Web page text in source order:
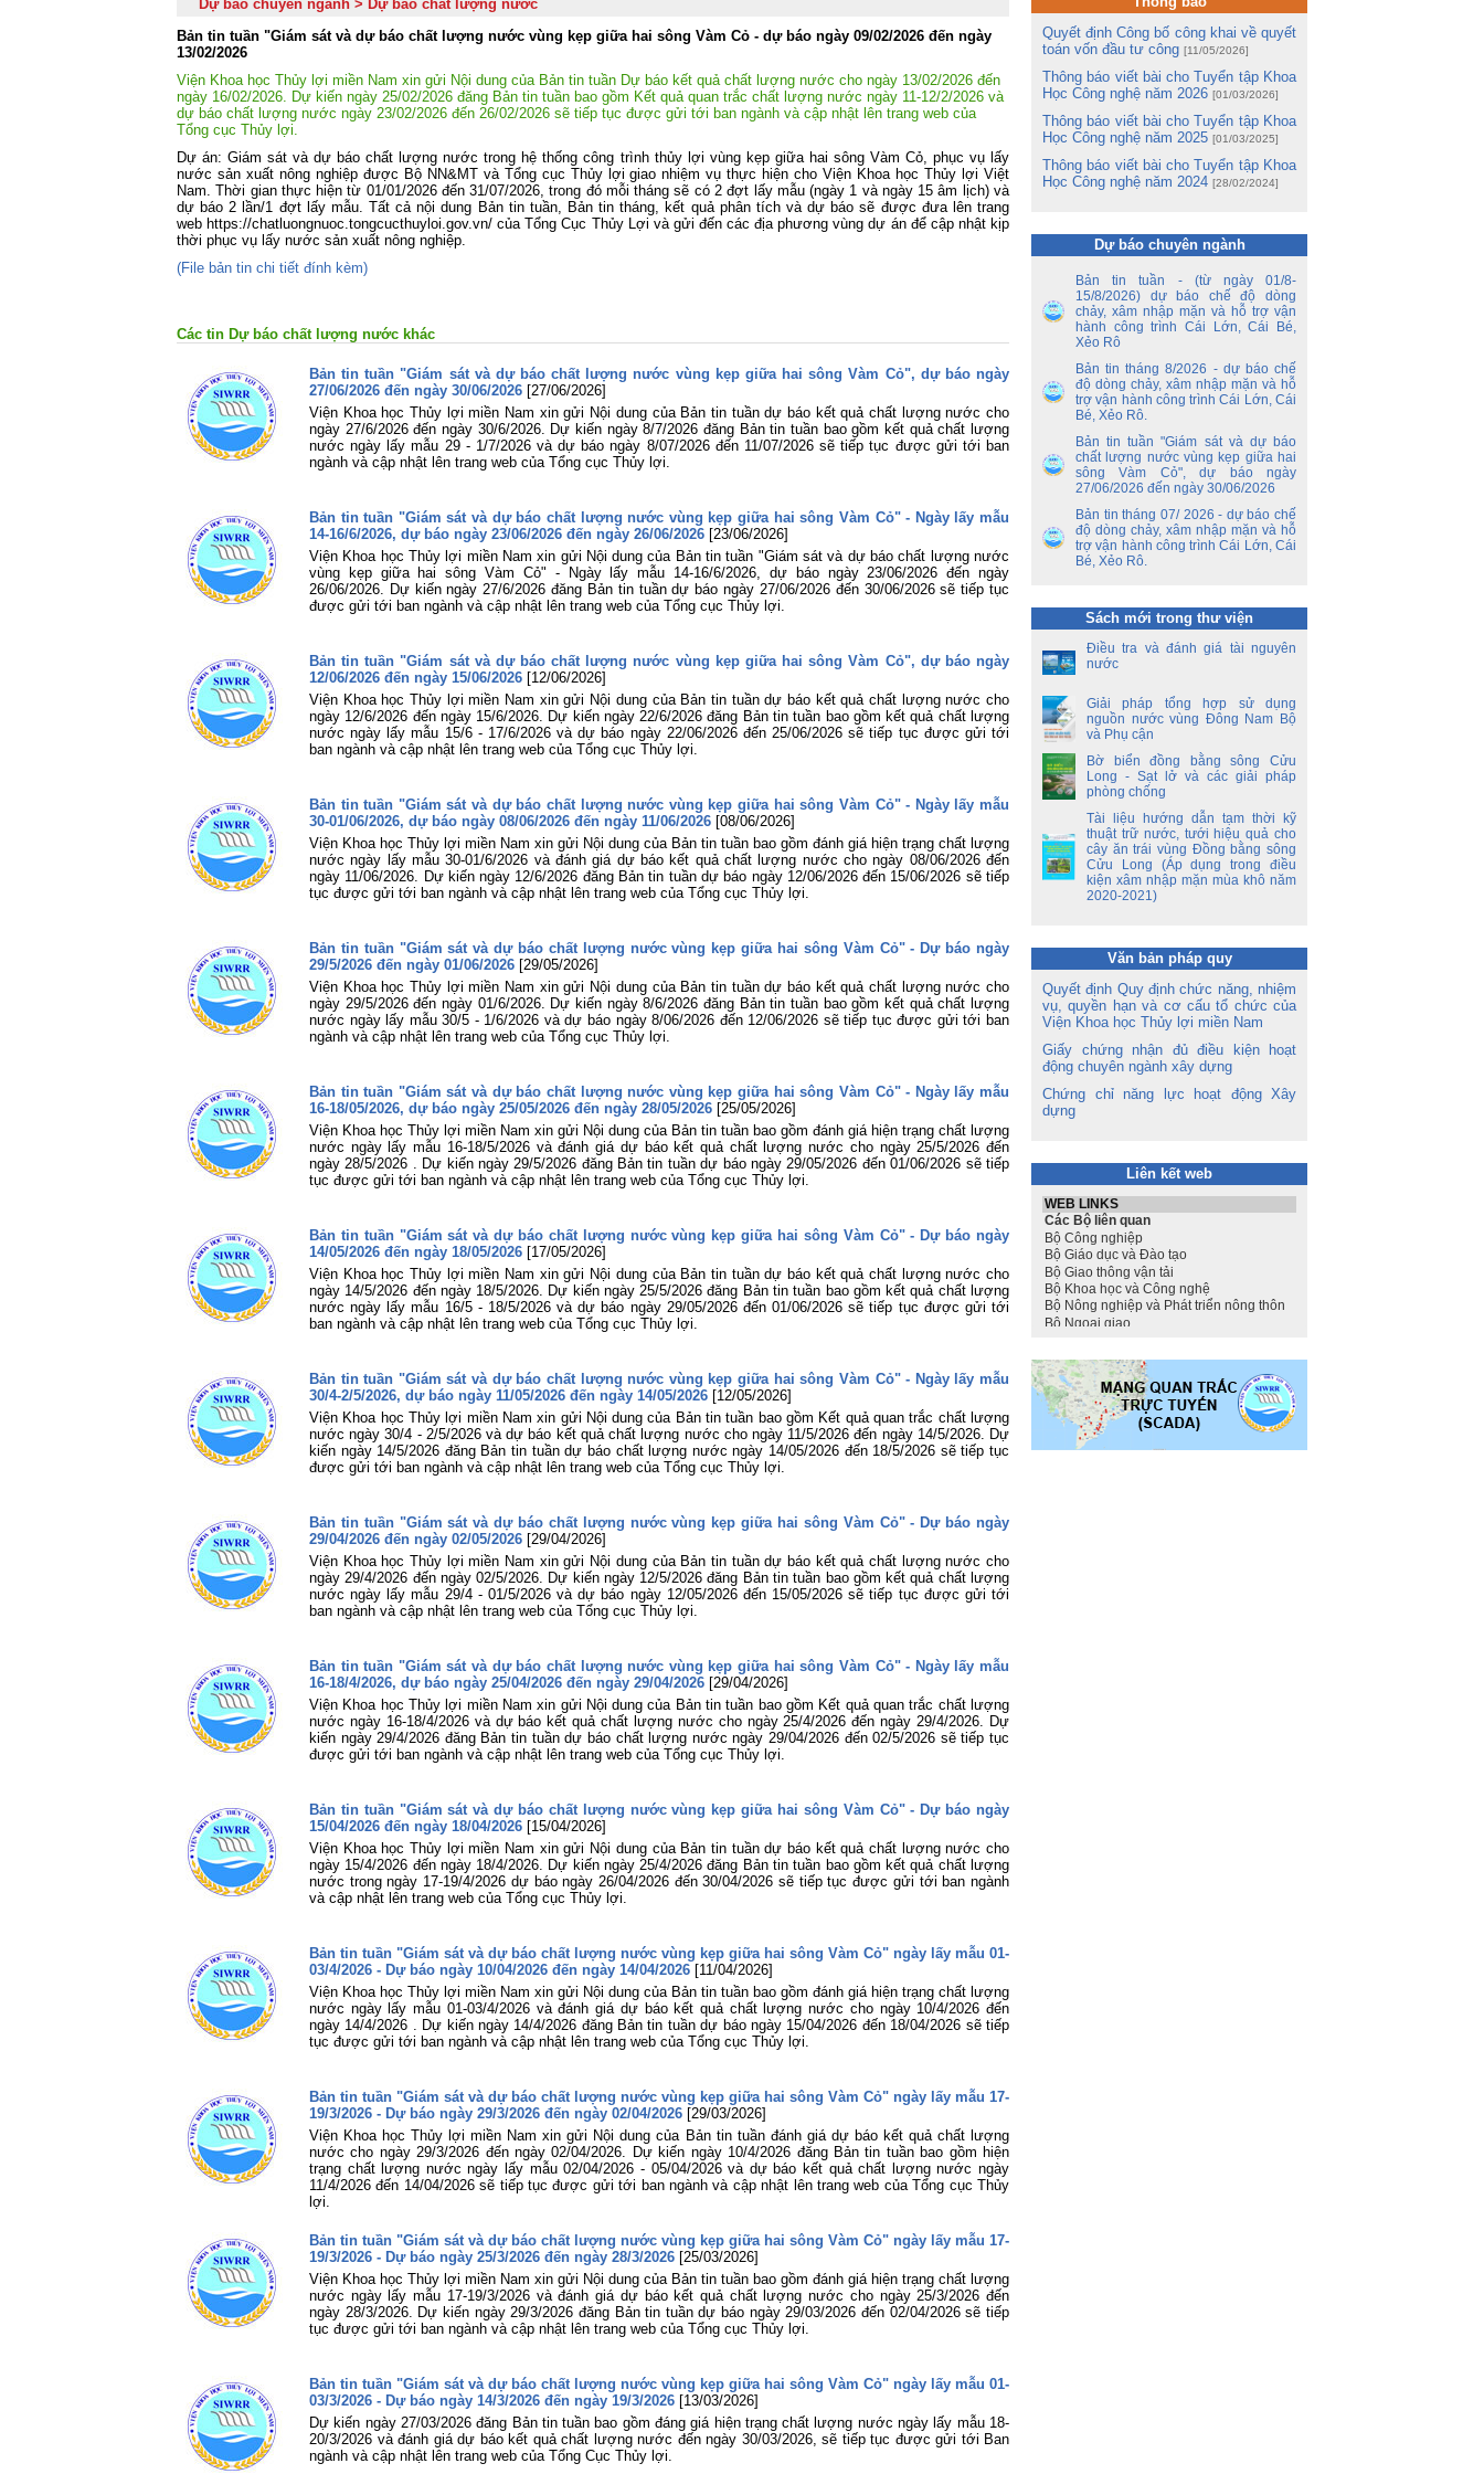
lần thứ ba Ban Chấp hành Trung ương
Viện Khoa học Thủy lợi miền Nam
tham gia Lễ dâng hương tưởng niệm
các Anh hùng liệt sĩ tại Công viên Lê
Chung một tấm lòng – Đồng hành cùng
gia đình anh Phan Văn Huyến vượt qua
khó khăn
Viện Khoa học Thủy lợi miền Nam tổ
chức Lễ công bố Quyết định công nhận
Thương binh - Liệt sĩ (27/7/1947 –
liên hồ chứa sông Đồng Nai: Nâng cao
hiệu quả điều tiết nguồn nước, chủ
động ứng phó thiên tai và bảo đảm an
ninh nguồn nước
công tác Đoàn và phong trào thanh niên
06 tháng đầu năm 2026 của Đoàn Bộ
Nông nghiệp và Môi trường
Tuổi trẻ Viện Khoa học Thủy lợi miền
Nam tham gia dâng hương, dâng hoa
tại Bia tượng niệm nhà đèn Chợ Quán
lao động năm 2026 và Giải bóng đá
truyền thống lần thứ XIV của Viện Khoa
Dự báo chuyên ngành > Dự báo chất lượng nước
Bản tin tuần "Giám sát và dự báo chất lượng nước vùng kẹp giữa hai sông Vàm Cỏ - dự báo ngày 09/02/2026 đến ngày
13/02/2026
Viện Khoa học Thủy lợi miền Nam xin gửi Nội dung của Bản tin tuần Dự báo kết quả chất lượng nước cho ngày 13/02/2026 đến
ngày 16/02/2026. Dự kiến ngày 25/02/2026 đăng Bản tin tuần bao gồm Kết quả quan trắc chất lượng nước ngày 11-12/2/2026 và
dự báo chất lượng nước ngày 23/02/2026 đến 26/02/2026 sẽ tiếp tục được gửi tới ban ngành và cập nhật lên trang web của
Tổng cục Thủy lợi.
Dự án: Giám sát và dự báo chất lượng nước trong hệ thống công trình thủy lợi vùng kẹp giữa hai sông Vàm Cỏ, phục vụ lấy
nước sản xuất nông nghiệp được Bộ NN&MT và Tổng cục Thủy lợi giao nhiệm vụ thực hiện cho Viện Khoa học Thủy lợi Việt
Nam. Thời gian thực hiện từ 01/01/2026 đến 31/07/2026, trong đó mỗi tháng sẽ có 2 đợt lấy mẫu (ngày 1 và ngày 15 âm lịch) và
dự báo 2 lần/1 đợt lấy mẫu. Tất cả nội dung Bản tin tuần, Bản tin tháng, kết quả phân tích và dự báo sẽ được đưa lên trang
web https://chatluongnuoc.tongcucthuyloi.gov.vn/ của Tổng Cục Thủy Lợi và gửi đến các địa phương vùng dự án để cập nhật kịp
thời phục vụ lấy nước sản xuất nông nghiệp.
(File bản tin chi tiết đính kèm)
Các tin Dự báo chất lượng nước khác
Bản tin tuần "Giám sát và dự báo chất lượng nước vùng kẹp giữa hai sông Vàm Cỏ", dự báo ngày
27/06/2026 đến ngày 30/06/2026 [27/06/2026]
Viện Khoa học Thủy lợi miền Nam xin gửi Nội dung của Bản tin tuần dự báo kết quả chất lượng nước cho
ngày 27/6/2026 đến ngày 30/6/2026. Dự kiến ngày 8/7/2026 đăng Bản tin tuần bao gồm kết quả chất lượng
nước ngày lấy mẫu 29 - 1/7/2026 và dự báo ngày 8/07/2026 đến 11/07/2026 sẽ tiếp tục được gửi tới ban
ngành và cập nhật lên trang web của Tổng cục Thủy lợi.
Bản tin tuần "Giám sát và dự báo chất lượng nước vùng kẹp giữa hai sông Vàm Cỏ" - Ngày lấy mẫu
14-16/6/2026, dự báo ngày 23/06/2026 đến ngày 26/06/2026 [23/06/2026]
Viện Khoa học Thủy lợi miền Nam xin gửi Nội dung của Bản tin tuần "Giám sát và dự báo chất lượng nước
vùng kẹp giữa hai sông Vàm Cỏ" - Ngày lấy mẫu 14-16/6/2026, dự báo ngày 23/06/2026 đến ngày
26/06/2026. Dự kiến ngày 27/6/2026 đăng Bản tin tuần dự báo ngày 27/06/2026 đến 30/06/2026 sẽ tiếp tục
được gửi tới ban ngành và cập nhật lên trang web của Tổng cục Thủy lợi.
Bản tin tuần "Giám sát và dự báo chất lượng nước vùng kẹp giữa hai sông Vàm Cỏ", dự báo ngày
12/06/2026 đến ngày 15/06/2026 [12/06/2026]
Viện Khoa học Thủy lợi miền Nam xin gửi Nội dung của Bản tin tuần dự báo kết quả chất lượng nước cho
ngày 12/6/2026 đến ngày 15/6/2026. Dự kiến ngày 22/6/2026 đăng Bản tin tuần bao gồm kết quả chất lượng
nước ngày lấy mẫu 15/6 - 17/6/2026 và dự báo ngày 22/06/2026 đến 25/06/2026 sẽ tiếp tục được gửi tới
ban ngành và cập nhật lên trang web của Tổng cục Thủy lợi.
Bản tin tuần "Giám sát và dự báo chất lượng nước vùng kẹp giữa hai sông Vàm Cỏ" - Ngày lấy mẫu
30-01/06/2026, dự báo ngày 08/06/2026 đến ngày 11/06/2026 [08/06/2026]
Viện Khoa học Thủy lợi miền Nam xin gửi Nội dung của Bản tin tuần bao gồm đánh giá hiện trạng chất lượng
nước ngày lấy mẫu 30-01/6/2026 và đánh giá dự báo kết quả chất lượng nước cho ngày 08/06/2026 đến
ngày 11/06/2026. Dự kiến ngày 12/6/2026 đăng Bản tin tuần dự báo ngày 12/06/2026 đến 15/06/2026 sẽ tiếp
tục được gửi tới ban ngành và cập nhật lên trang web của Tổng cục Thủy lợi.
Bản tin tuần "Giám sát và dự báo chất lượng nước vùng kẹp giữa hai sông Vàm Cỏ" - Dự báo ngày
29/5/2026 đến ngày 01/06/2026 [29/05/2026]
Viện Khoa học Thủy lợi miền Nam xin gửi Nội dung của Bản tin tuần dự báo kết quả chất lượng nước cho
ngày 29/5/2026 đến ngày 01/6/2026. Dự kiến ngày 8/6/2026 đăng Bản tin tuần bao gồm kết quả chất lượng
nước ngày lấy mẫu 30/5 - 1/6/2026 và dự báo ngày 8/06/2026 đến 12/06/2026 sẽ tiếp tục được gửi tới ban
ngành và cập nhật lên trang web của Tổng cục Thủy lợi.
Bản tin tuần "Giám sát và dự báo chất lượng nước vùng kẹp giữa hai sông Vàm Cỏ" - Ngày lấy mẫu
16-18/05/2026, dự báo ngày 25/05/2026 đến ngày 28/05/2026 [25/05/2026]
Viện Khoa học Thủy lợi miền Nam xin gửi Nội dung của Bản tin tuần bao gồm đánh giá hiện trạng chất lượng
nước ngày lấy mẫu 16-18/5/2026 và đánh giá dự báo kết quả chất lượng nước cho ngày 25/5/2026 đến
ngày 28/5/2026 . Dự kiến ngày 29/5/2026 đăng Bản tin tuần dự báo ngày 29/05/2026 đến 01/06/2026 sẽ tiếp
tục được gửi tới ban ngành và cập nhật lên trang web của Tổng cục Thủy lợi.
Bản tin tuần "Giám sát và dự báo chất lượng nước vùng kẹp giữa hai sông Vàm Cỏ" - Dự báo ngày
14/05/2026 đến ngày 18/05/2026 [17/05/2026]
Viện Khoa học Thủy lợi miền Nam xin gửi Nội dung của Bản tin tuần dự báo kết quả chất lượng nước cho
ngày 14/5/2026 đến ngày 18/5/2026. Dự kiến ngày 25/5/2026 đăng Bản tin tuần bao gồm kết quả chất lượng
nước ngày lấy mẫu 16/5 - 18/5/2026 và dự báo ngày 29/05/2026 đến 01/06/2026 sẽ tiếp tục được gửi tới
ban ngành và cập nhật lên trang web của Tổng cục Thủy lợi.
Bản tin tuần "Giám sát và dự báo chất lượng nước vùng kẹp giữa hai sông Vàm Cỏ" - Ngày lấy mẫu
30/4-2/5/2026, dự báo ngày 11/05/2026 đến ngày 14/05/2026 [12/05/2026]
Viện Khoa học Thủy lợi miền Nam xin gửi Nội dung của Bản tin tuần bao gồm Kết quả quan trắc chất lượng
nước ngày 30/4 - 2/5/2026 và dự báo kết quả chất lượng nước cho ngày 11/5/2026 đến ngày 14/5/2026. Dự
kiến ngày 14/5/2026 đăng Bản tin tuần dự báo chất lượng nước ngày 14/05/2026 đến 18/5/2026 sẽ tiếp tục
được gửi tới ban ngành và cập nhật lên trang web của Tổng cục Thủy lợi.
Bản tin tuần "Giám sát và dự báo chất lượng nước vùng kẹp giữa hai sông Vàm Cỏ" - Dự báo ngày
29/04/2026 đến ngày 02/05/2026 [29/04/2026]
Viện Khoa học Thủy lợi miền Nam xin gửi Nội dung của Bản tin tuần dự báo kết quả chất lượng nước cho
ngày 29/4/2026 đến ngày 02/5/2026. Dự kiến ngày 12/5/2026 đăng Bản tin tuần bao gồm kết quả chất lượng
nước ngày lấy mẫu 29/4 - 01/5/2026 và dự báo ngày 12/05/2026 đến 15/05/2026 sẽ tiếp tục được gửi tới
ban ngành và cập nhật lên trang web của Tổng cục Thủy lợi.
Bản tin tuần "Giám sát và dự báo chất lượng nước vùng kẹp giữa hai sông Vàm Cỏ" - Ngày lấy mẫu
16-18/4/2026, dự báo ngày 25/04/2026 đến ngày 29/04/2026 [29/04/2026]
Viện Khoa học Thủy lợi miền Nam xin gửi Nội dung của Bản tin tuần bao gồm Kết quả quan trắc chất lượng
nước ngày 16-18/4/2026 và dự báo kết quả chất lượng nước cho ngày 25/4/2026 đến ngày 29/4/2026. Dự
kiến ngày 29/4/2026 đăng Bản tin tuần dự báo chất lượng nước ngày 29/04/2026 đến 02/5/2026 sẽ tiếp tục
được gửi tới ban ngành và cập nhật lên trang web của Tổng cục Thủy lợi.
Bản tin tuần "Giám sát và dự báo chất lượng nước vùng kẹp giữa hai sông Vàm Cỏ" - Dự báo ngày
15/04/2026 đến ngày 18/04/2026 [15/04/2026]
Viện Khoa học Thủy lợi miền Nam xin gửi Nội dung của Bản tin tuần dự báo kết quả chất lượng nước cho
ngày 15/4/2026 đến ngày 18/4/2026. Dự kiến ngày 25/4/2026 đăng Bản tin tuần bao gồm kết quả chất lượng
nước trong ngày 17-19/4/2026 dự báo ngày 26/04/2026 đến 30/04/2026 sẽ tiếp tục được gửi tới ban ngành
và cập nhật lên trang web của Tổng cục Thủy lợi.
Bản tin tuần "Giám sát và dự báo chất lượng nước vùng kẹp giữa hai sông Vàm Cỏ" ngày lấy mẫu 01-
03/4/2026 - Dự báo ngày 10/04/2026 đến ngày 14/04/2026 [11/04/2026]
Viện Khoa học Thủy lợi miền Nam xin gửi Nội dung của Bản tin tuần bao gồm đánh giá hiện trạng chất lượng
nước ngày lấy mẫu 01-03/4/2026 và đánh giá dự báo kết quả chất lượng nước cho ngày 10/4/2026 đến
ngày 14/4/2026 . Dự kiến ngày 14/4/2026 đăng Bản tin tuần dự báo ngày 15/04/2026 đến 18/04/2026 sẽ tiếp
tục được gửi tới ban ngành và cập nhật lên trang web của Tổng cục Thủy lợi.
Bản tin tuần "Giám sát và dự báo chất lượng nước vùng kẹp giữa hai sông Vàm Cỏ" ngày lấy mẫu 17-
19/3/2026 - Dự báo ngày 29/3/2026 đến ngày 02/04/2026 [29/03/2026]
Viện Khoa học Thủy lợi miền Nam xin gửi Nội dung của Bản tin tuần đánh giá dự báo kết quả chất lượng
nước cho ngày 29/3/2026 đến ngày 02/04/2026. Dự kiến ngày 10/4/2026 đăng Bản tin tuần bao gồm hiện
trạng chất lượng nước ngày lấy mẫu 02/04/2026 - 05/04/2026 và dự báo kết quả chất lượng nước ngày
11/4/2026 đến 14/04/2026 sẽ tiếp tục được gửi tới ban ngành và cập nhật lên trang web của Tổng cục Thủy
lợi.
Bản tin tuần "Giám sát và dự báo chất lượng nước vùng kẹp giữa hai sông Vàm Cỏ" ngày lấy mẫu 17-
19/3/2026 - Dự báo ngày 25/3/2026 đến ngày 28/3/2026 [25/03/2026]
Viện Khoa học Thủy lợi miền Nam xin gửi Nội dung của Bản tin tuần bao gồm đánh giá hiện trạng chất lượng
nước ngày lấy mẫu 17-19/3/2026 và đánh giá dự báo kết quả chất lượng nước cho ngày 25/3/2026 đến
ngày 28/3/2026. Dự kiến ngày 29/3/2026 đăng Bản tin tuần dự báo ngày 29/03/2026 đến 02/04/2026 sẽ tiếp
tục được gửi tới ban ngành và cập nhật lên trang web của Tổng cục Thủy lợi.
Bản tin tuần "Giám sát và dự báo chất lượng nước vùng kẹp giữa hai sông Vàm Cỏ" ngày lấy mẫu 01-
03/3/2026 - Dự báo ngày 14/3/2026 đến ngày 19/3/2026 [13/03/2026]
Dự kiến ngày 27/03/2026 đăng Bản tin tuần bao gồm đáng giá hiện trạng chất lượng nước ngày lấy mẫu 18-
20/3/2026 và đánh giá dự báo kết quả chất lượng nước đến ngày 30/03/2026, sẽ tiếp tục được gửi tới Ban
ngành và cập nhật lên trang web của Tổng Cục Thủy lợi.
Quyết định Công bố công khai về quyết
toán vốn đầu tư công [11/05/2026]
Thông báo viết bài cho Tuyển tập Khoa
Học Công nghệ năm 2026 [01/03/2026]
Thông báo viết bài cho Tuyển tập Khoa
Học Công nghệ năm 2025 [01/03/2025]
Thông báo viết bài cho Tuyển tập Khoa
Học Công nghệ năm 2024 [28/02/2024]
Dự báo chuyên ngành
Bản tin tuần - (từ ngày 01/8-
15/8/2026) dự báo chế độ dòng
chảy, xâm nhập mặn và hỗ trợ vận
hành công trình Cái Lớn, Cái Bé,
Xẻo Rô
Bản tin tháng 8/2026 - dự báo chế
độ dòng chảy, xâm nhập mặn và hỗ
trợ vận hành công trình Cái Lớn, Cái
Bé, Xẻo Rô.
Bản tin tuần "Giám sát và dự báo
chất lượng nước vùng kẹp giữa hai
sông Vàm Cỏ", dự báo ngày
27/06/2026 đến ngày 30/06/2026
Bản tin tháng 07/ 2026 - dự báo chế
độ dòng chảy, xâm nhập mặn và hỗ
trợ vận hành công trình Cái Lớn, Cái
Bé, Xẻo Rô.
Sách mới trong thư viện
Điều tra và đánh giá tài nguyên
nước
Giải pháp tổng hợp sử dụng
nguồn nước vùng Đông Nam Bộ
và Phụ cận
Bờ biển đồng bằng sông Cửu
Long - Sạt lở và các giải pháp
phòng chống
Tài liệu hướng dẫn tạm thời kỹ
thuật trữ nước, tưới hiệu quả cho
cây ăn trái vùng Đồng bằng sông
Cửu Long (Áp dụng trong điều
kiện xâm nhập mặn mùa khô năm
2020-2021)
Văn bản pháp quy
Quyết định Quy định chức năng, nhiệm
vụ, quyền hạn và cơ cấu tổ chức của
Viện Khoa học Thủy lợi miền Nam
Giấy chứng nhận đủ điều kiện hoạt
động chuyên ngành xây dựng
Chứng chỉ năng lực hoạt động Xây
dựng
Liên kết web